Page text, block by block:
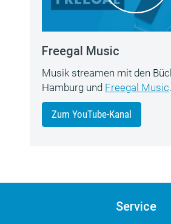
Freegal Music
Musik streamen mit den
Hamburg und Freegal Music.
Zum YouTube-Kanal
Service